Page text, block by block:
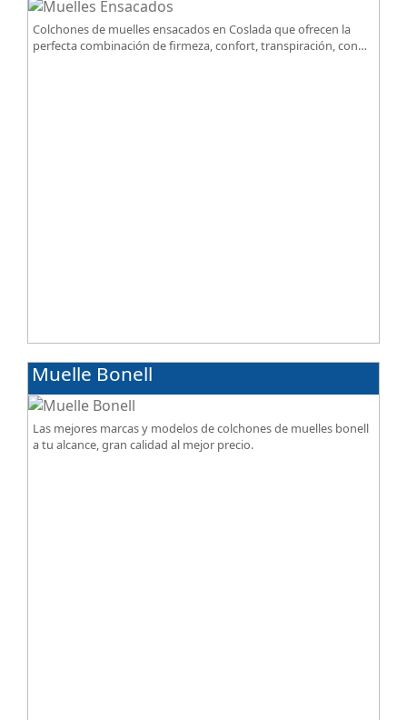
Colchones de muelles ensacados en Coslada que ofrecen la
perfecta combinación de firmeza, confort, transpiración, con
Muelle Bonell
Las mejores marcas y modelos de colchones de muelles bonell
a tu alcance, gran calidad al mejor precio.